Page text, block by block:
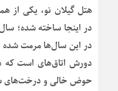
در اینجا ساخته شده؛
در این سال‌ها مرمت شده
دورش اتاق‌های است
حوض خالی و درخت‌های